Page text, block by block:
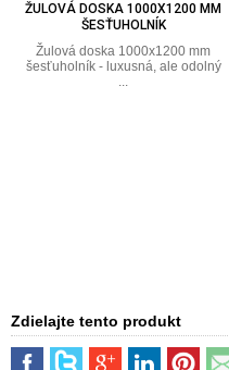
ŽULOVÁ DOSKA 1000X1200 MM
ŠESŤUHOLNÍK
Žulová doska 1000x1200 mm
šesťuholník - luxusná, ale odolný
...
Zdielajte tento produkt